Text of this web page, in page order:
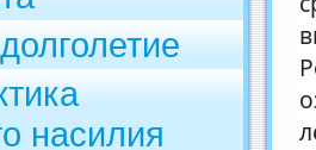
насилия